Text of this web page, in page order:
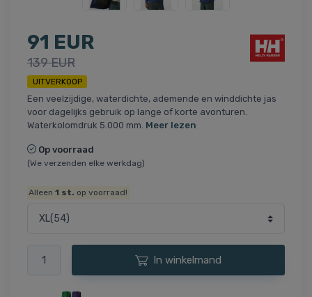
91 EUR
139 EUR
UITVERKOOP
Een veelzijdige, waterdichte, ademende en winddichte jas
voor dagelijks gebruik op lange of korte avonturen.
Waterkolomdruk 5.000 mm. Meer lezen
Op voorraad
(We verzenden elke werkdag)
Alleen1 st. op voorraad!
In winkelmand